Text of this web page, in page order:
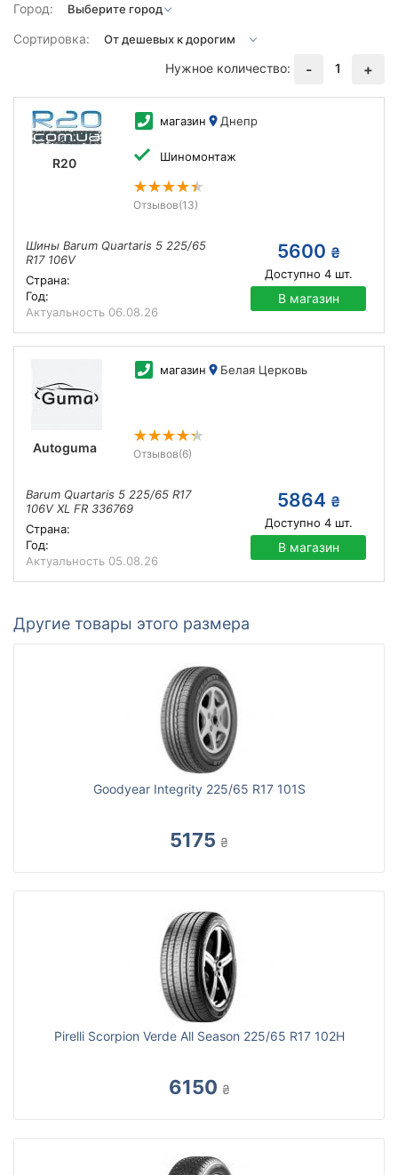
Город:
Сортировка:
Нужное количество:
- 1 +
R20
магазин Днепр
Шиномонтаж
Отзывов(13)
Шины Barum Quartaris 5 225/65
R17 106V
Страна:
Год:
Актуальность 06.08.26
5600 ₴
Доступно 4шт.
В магазин
Autoguma
магазин Белая Церковь
Отзывов(6)
Barum Quartaris 5 225/65 R17
106V XL FR 336769
Страна:
Год:
Актуальность 05.08.26
5864 ₴
Доступно 4шт.
В магазин
Другие товары этого размера
Goodyear Integrity 225/65 R17 101S
5175 ₴
Pirelli Scorpion Verde All Season 225/65 R17 102H
6150 ₴